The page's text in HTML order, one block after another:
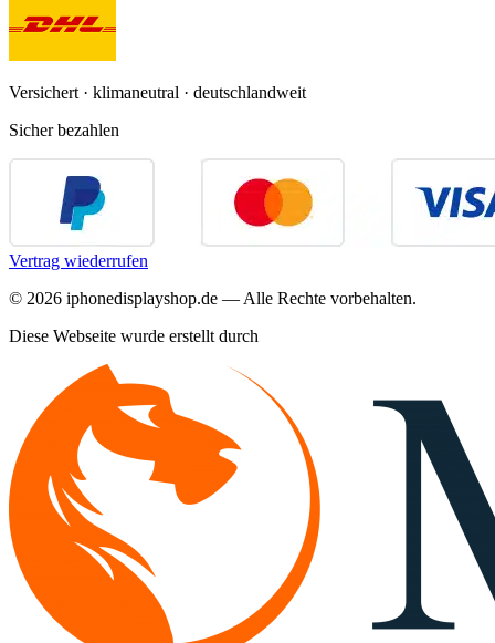
Versichert · klimaneutral · deutschlandweit
Sicher bezahlen
Vertrag wiederrufen
© 2026 iphonedisplayshop.de — Alle Rechte vorbehalten.
Diese Webseite wurde erstellt durch